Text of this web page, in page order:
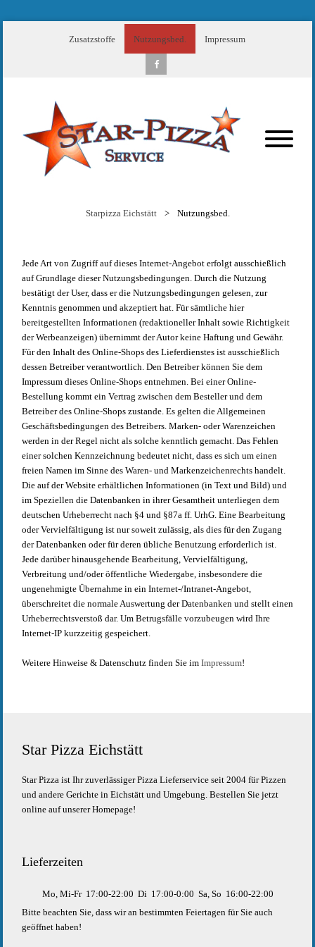
Zusatzstoffe Nutzungsbed. Impressum
Starpizza Eichstätt > Nutzungsbed.
Jede Art von Zugriff auf dieses Internet-Angebot erfolgt ausschießlich
auf Grundlage dieser Nutzungsbedingungen. Durch die Nutzung
bestätigt der User, dass er die Nutzungsbedingungen gelesen, zur
Kenntnis genommen und akzeptiert hat. Für sämtliche hier
bereitgestellten Informationen (redaktioneller Inhalt sowie Richtigkeit
der Werbeanzeigen) übernimmt der Autor keine Haftung und Gewähr.
Für den Inhalt des Online-Shops des Lieferdienstes ist ausschießlich
dessen Betreiber verantwortlich. Den Betreiber können Sie dem
Impressum dieses Online-Shops entnehmen. Bei einer Online-
Bestellung kommt ein Vertrag zwischen dem Besteller und dem
Betreiber des Online-Shops zustande. Es gelten die Allgemeinen
Geschäftsbedingungen des Betreibers. Marken- oder Warenzeichen
werden in der Regel nicht als solche kenntlich gemacht. Das Fehlen
einer solchen Kennzeichnung bedeutet nicht, dass es sich um einen
freien Namen im Sinne des Waren- und Markenzeichenrechts handelt.
Die auf der Website erhältlichen Informationen (in Text und Bild) und
im Speziellen die Datenbanken in ihrer Gesamtheit unterliegen dem
deutschen Urheberrecht nach §4 und §87a ff. UrhG. Eine Bearbeitung
oder Vervielfältigung ist nur soweit zulässig, als dies für den Zugang
der Datenbanken oder für deren übliche Benutzung erforderlich ist.
Jede darüber hinausgehende Bearbeitung, Vervielfältigung,
Verbreitung und/oder öffentliche Wiedergabe, insbesondere die
ungenehmigte Übernahme in ein Internet-/Intranet-Angebot,
überschreitet die normale Auswertung der Datenbanken und stellt einen
Urheberrechtsverstoß dar. Um Betrugsfälle vorzubeugen wird Ihre
Internet-IP kurzzeitig gespeichert.
Weitere Hinweise & Datenschutz finden Sie im Impressum!
Star Pizza Eichstätt
Star Pizza ist Ihr zuverlässiger Pizza Lieferservice seit 2004 für Pizzen
und andere Gerichte in Eichstätt und Umgebung. Bestellen Sie jetzt
online auf unserer Homepage!
Lieferzeiten
Mo, Mi-Fr 17:00-22:00 Di 17:00-0:00 Sa, So 16:00-22:00
Bitte beachten Sie, dass wir an bestimmten Feiertagen für Sie auch
geöffnet haben!